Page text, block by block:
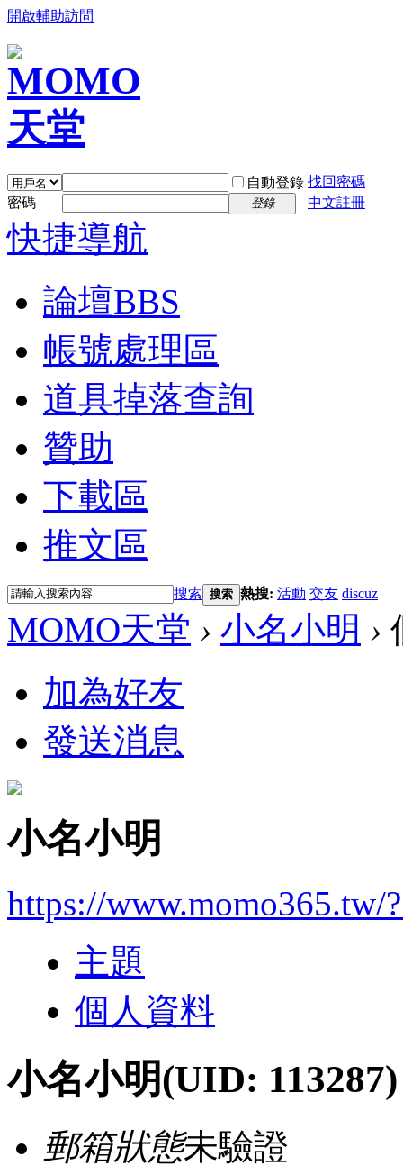
開啟輔助訪問
自動登錄 找回密碼
密碼
登錄 中文註冊
快捷導航
論壇BBS
帳號處理區
道具掉落查詢
贊助
下載區
推文區
搜索 搜索 熱搜: 活動 交友 discuz
MOMO天堂 › 小名小明 ›
加為好友
發送消息
小名小明
https://www.momo365.tw/
主題
個人資料
小名小明(UID: 113287)
郵箱狀態未驗證